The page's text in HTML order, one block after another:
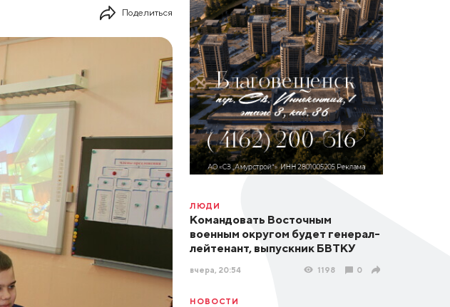
Поделиться
ЛЮДИ
Командовать Восточным
военным округом будет генерал-
лейтенант, выпускник БВТКУ
вчера, 20:54 1198 0
НОВОСТИ